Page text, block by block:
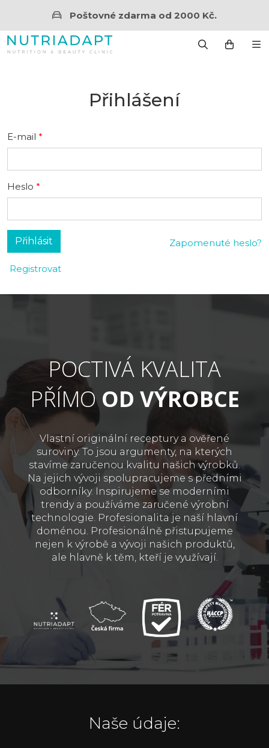
Poštovné zdarma od 2000 Kč.
Přihlášení
E-mail
Heslo
Přihlásit Zapomenuté heslo?
Registrovat
POCTIVÁ KVALITA
PŘÍMOOD VÝROBCE
Vlastní originální receptury a ověřené
suroviny. To jsou argumenty, na kterých
stavíme zaručenou kvalitu našich výrobků.
Na jejich vývoji spolupracujeme s předními
odborníky. Inspirujeme se moderními
trendy a používáme zaručené výrobní
technologie. Profesionalita je naší hlavní
doménou. Profesionálně přistupujeme
nejen k výrobě a vývoji našich produktů,
ale hlavně k těm, kteří je využívají.
Naše údaje: